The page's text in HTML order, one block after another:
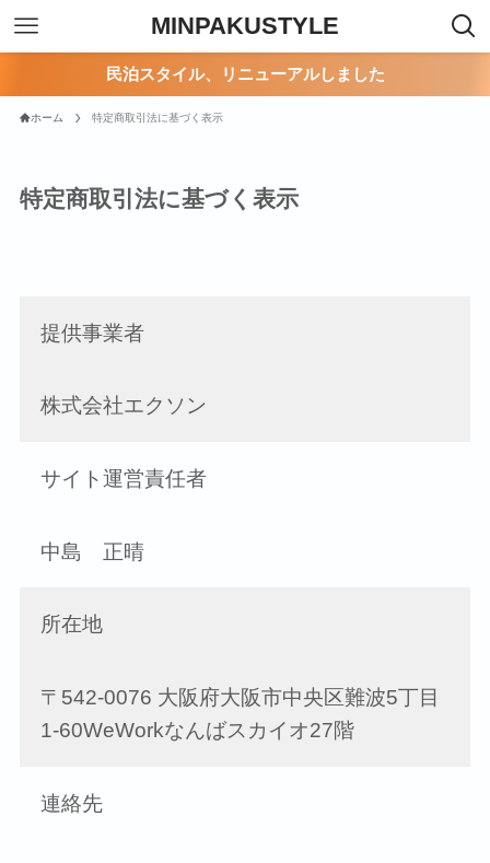
MINPAKUSTYLE
民泊スタイル、リニューアルしました
ホーム 特定商取引法に基づく表示
特定商取引法に基づく表示
提供事業者
株式会社エクソン
サイト運営責任者
中島 正晴
所在地
〒542-0076 大阪府大阪市中央区難波5丁目
1-60WeWorkなんばスカイオ27階
連絡先